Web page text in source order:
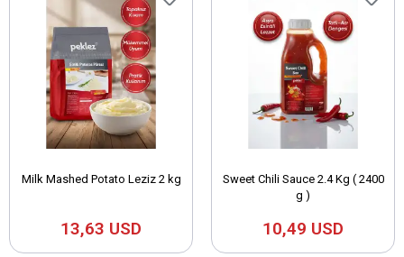
Milk Mashed Potato Leziz 2 kg
13,63 USD
Sweet Chili Sauce 2.4 Kg ( 2400
g )
10,49 USD